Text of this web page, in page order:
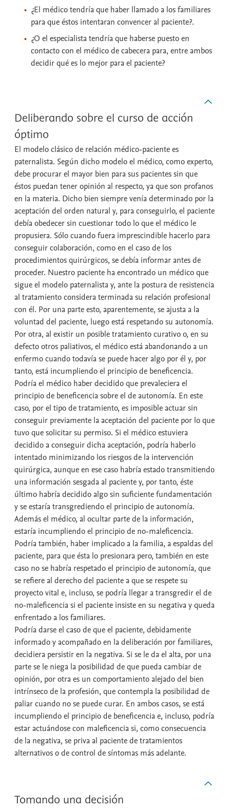
¿El médico tendría que haber llamado a los familiares
para que éstos intentaran convencer al paciente?.
¿O el especialista tendría que haberse puesto en
contacto con el médico de cabecera para, entre ambos
decidir qué es lo mejor para el paciente?
Deliberando sobre el curso de acción
óptimo
El modelo clásico de relación médico-paciente es
paternalista. Según dicho modelo el médico, como experto,
debe procurar el mayor bien para sus pacientes sin que
éstos puedan tener opinión al respecto, ya que son profanos
en la materia. Dicho bien siempre venía determinado por la
aceptación del orden natural y, para conseguirlo, el paciente
debía obedecer sin cuestionar todo lo que el médico le
propusiera. Sólo cuando fuera imprescindible hacerlo para
conseguir colaboración, como en el caso de los
procedimientos quirúrgicos, se debía informar antes de
proceder. Nuestro paciente ha encontrado un médico que
sigue el modelo paternalista y, ante la postura de resistencia
al tratamiento considera terminada su relación profesional
con él. Por una parte esto, aparentemente, se ajusta a la
voluntad del paciente, luego está respetando su autonomía.
Por otra, al existir un posible tratamiento curativo o, en su
defecto otros paliativos, el médico está abandonando a un
enfermo cuando todavía se puede hacer algo por él y, por
tanto, está incumpliendo el principio de beneficencia.
Podría el médico haber decidido que prevaleciera el
principio de beneficencia sobre el de autonomía. En este
caso, por el tipo de tratamiento, es imposible actuar sin
conseguir previamente la aceptación del paciente por lo que
tuvo que solicitar su permiso. Si el médico estuviera
decidido a conseguir dicha aceptación, podría haberlo
intentado minimizando los riesgos de la intervención
quirúrgica, aunque en ese caso habría estado transmitiendo
una información sesgada al paciente y, por tanto, éste
último habría decidido algo sin suficiente fundamentación
y se estaría transgrediendo el principio de autonomía.
Además el médico, al ocultar parte de la información,
estaría incumpliendo el principio de no-maleficencia.
Podría también, haber implicado a la familia, a espaldas del
paciente, para que ésta lo presionara pero, también en este
caso no se habría respetado el principio de autonomía, que
se refiere al derecho del paciente a que se respete su
proyecto vital e, incluso, se podría llegar a transgredir el de
no-maleficencia si el paciente insiste en su negativa y queda
enfrentado a los familiares.
Podría darse el caso de que el paciente, debidamente
informado y acompañado en la deliberación por familiares,
decidiera persistir en la negativa. Si se le da el alta, por una
parte se le niega la posibilidad de que pueda cambiar de
opinión, por otra es un comportamiento alejado del bien
intrínseco de la profesión, que contempla la posibilidad de
paliar cuando no se puede curar. En ambos casos, se está
incumpliendo el principio de beneficencia e, incluso, podría
estar actuándose con maleficencia si, como consecuencia
de la negativa, se priva al paciente de tratamientos
alternativos o de control de síntomas más adelante.
Tomando una decisión